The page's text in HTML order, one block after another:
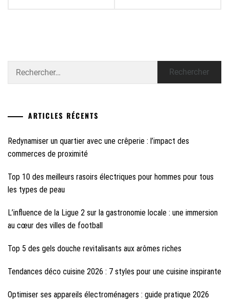
ARTICLES RÉCENTS
Redynamiser un quartier avec une crêperie : l’impact des
commerces de proximité
Top 10 des meilleurs rasoirs électriques pour hommes pour tous
les types de peau
L’influence de la Ligue 2 sur la gastronomie locale : une immersion
au cœur des villes de football
Top 5 des gels douche revitalisants aux arômes riches
Tendances déco cuisine 2026 : 7 styles pour une cuisine inspirante
Optimiser ses appareils électroménagers : guide pratique 2026